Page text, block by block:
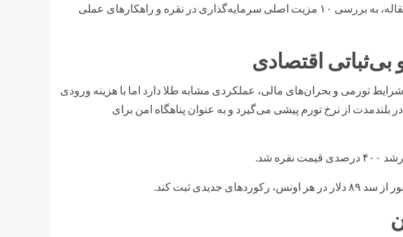
یک استراتژی هوشمندانه شناخته می‌شود. در این مقاله، به بررسی ۱۰ مزیت اصلی سرمایه‌گذاری در نقره و راهکارهای عملی
تورمی و بحران‌های مالی، عملکردی مشابه طلا دارد اما با هزینه ورودی
بلندمدت از نرخ تورم پیشی می‌گیرد و به عنوان پناهگاه امن برای